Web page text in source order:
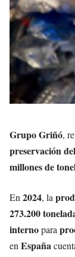
Grupo Griñó,
preservación
millones de
En2024, la
273.200
internopara
enEspaña